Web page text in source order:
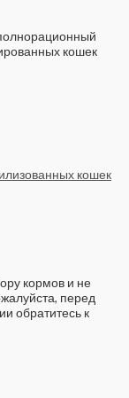
кошек
кошек
кормов и не
перед
обратитесь к